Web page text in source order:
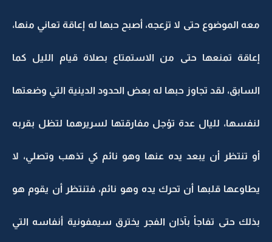
معه الموضوع حتى لا تزعجه، أصبح حبها له إعاقة تعاني منها،
إعاقة تمنعها حتى من الاستمتاع بصلاة قيام الليل كما
السابق، لقد تجاوز حبها له بعض الحدود الدينية التي وضعتها
لنفسها، لليال عدة تؤجل مفارقتها لسريرهما لتظل بقربه
أو تنتظر أن يبعد يده عنها وهو نائم كي تذهب وتصلي، لا
يطاوعها قلبها أن تحرك يده وهو نائم، فتنتظر أن يقوم هو
بذلك حتى تفاجأ بآذان الفجر يخترق سيمفونية أنفاسه التي